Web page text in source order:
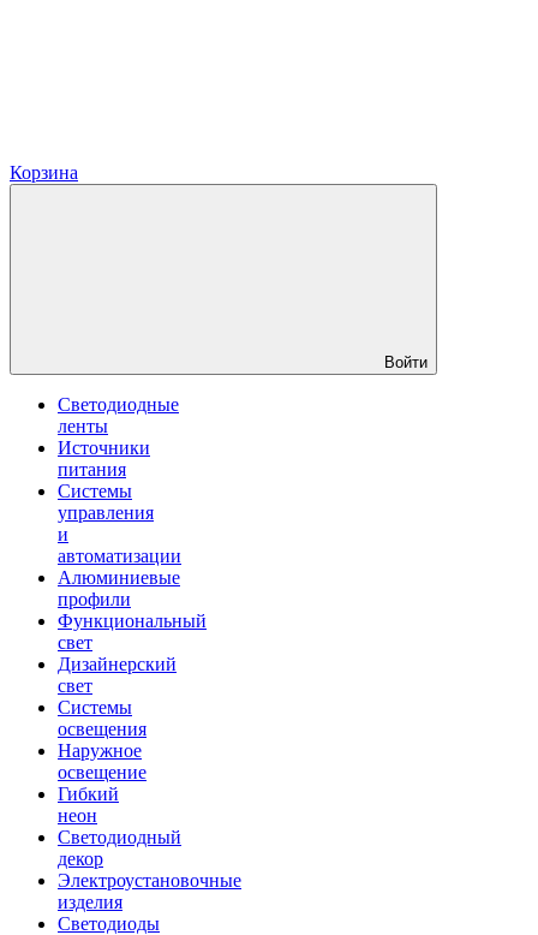
Корзина
Войти
Светодиодные
ленты
Источники
питания
Системы
управления
и
автоматизации
Алюминиевые
профили
Функциональный
свет
Дизайнерский
свет
Системы
освещения
Наружное
освещение
Гибкий
неон
Светодиодный
декор
Электроустановочные
изделия
Светодиоды